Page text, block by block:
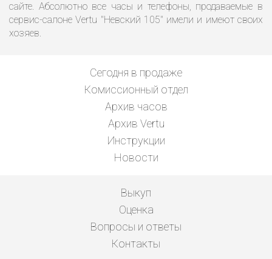
сайте. Абсолютно все часы и телефоны, продаваемые в
сервис-салоне Vertu "Невский 105" имели и имеют своих
хозяев.
Сегодня в продаже
Комиссионный отдел
Архив часов
Архив Vertu
Инструкции
Новости
Выкуп
Оценка
Вопросы и ответы
Контакты